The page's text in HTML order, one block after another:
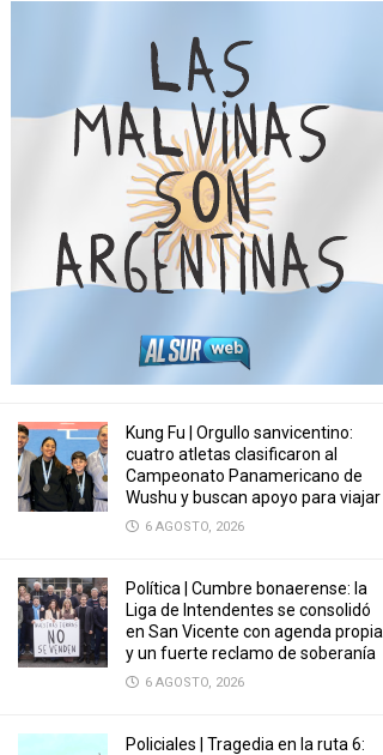
Kung Fu | Orgullo sanvicentino:
cuatro atletas clasificaron al
Campeonato Panamericano de
Wushu y buscan apoyo para viajar
6 AGOSTO, 2026
Política | Cumbre bonaerense: la
Liga de Intendentes se consolidó
en San Vicente con agenda propia
y un fuerte reclamo de soberanía
6 AGOSTO, 2026
Policiales | Tragedia en la ruta 6: